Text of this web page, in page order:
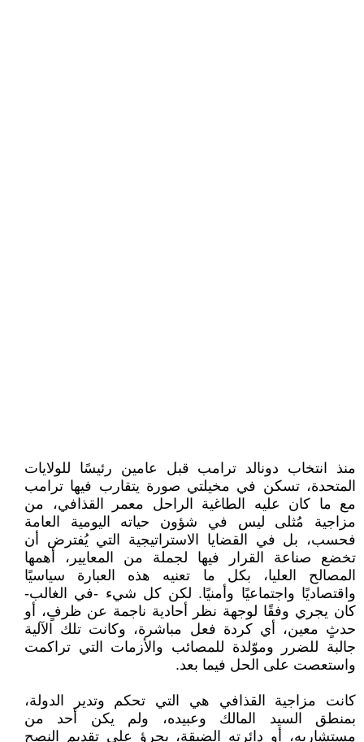
منذ انتخاب دونالد ترامب قبل عامين رئيسًا للولايات
المتحدة، تسكن في مخيلتي صورة يتقارب فيها ترامب
مع ما كان عليه الطاغية الراحل معمر القذافي، من
مزاجية مُثلى ليس في شؤون حياته اليومية العامة
فحسب، بل في القضايا الاستراتيجية التي يُفترض أن
تخضع صناعة القرار فيها لجملة من المعايير، أهمها
المصالح العليا، بكل ما تعنيه هذه العبارة سياسيًا
واقتصاديًا واجتماعيًا وأمنيًا. لكن كل شيء -في الغالب-
كان يجري وفقًا لوجهة نظر أحادية ناجمة عن ظرفٍ، أو
حدثٍ معين، أي كردة فعل مباشرة، وكانت تلك الآلية
جالبة للضرر وموّلدة للمصائب والأزمات التي تراكمت
واستعصت على الحل فيما بعد.
كانت مزاجية القذافي هي التي تحكم وتدير الدولة،
بمنطق السيد المالك وعبيده، ولم يكن أحد من
مستشاريه، أو دائرته الضيقة، يجرؤ على تقديم النصح